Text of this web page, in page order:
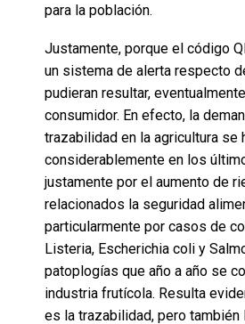
para la población.
Justamente, porque el código
un sistema de alerta respecto
pudieran resultar,
consumidor. En efecto, la
trazabilidad en la agricultura se
considerablemente en los
justamente por el aumento de
relacionados la seguridad
particularmente por casos de
Listeria, Escherichia coli y
patoplogías que año a año se
industria frutícola. Resulta
es la trazabilidad, pero